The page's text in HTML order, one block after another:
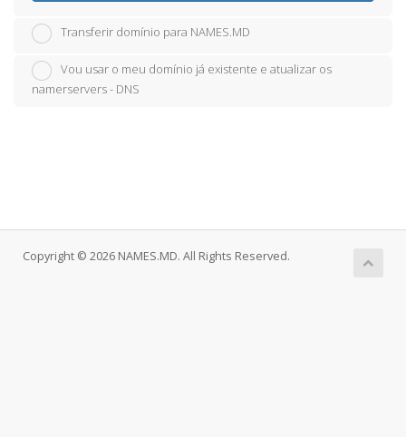
Transferir domínio para NAMES.MD
Vou usar o meu domínio já existente e atualizar os
namerservers - DNS
Copyright © 2026 NAMES.MD. All Rights Reserved.